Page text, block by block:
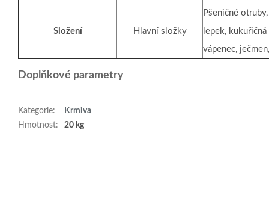
Složení Hlavní složky
Pšeničné
lepek,
vápenec,
Doplňkové parametry
Kategorie:
Krmiva
Hmotnost: 20 kg